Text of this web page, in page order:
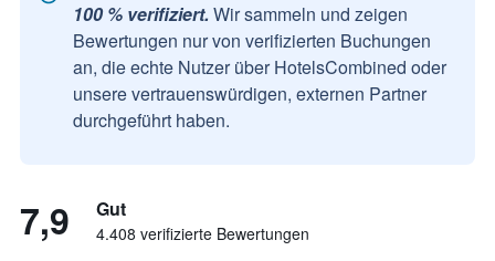
100 % verifiziert. Wir sammeln und zeigen
Bewertungen nur von verifizierten Buchungen
an, die echte Nutzer über HotelsCombined oder
unsere vertrauenswürdigen, externen Partner
durchgeführt haben.
7,9 Gut
4.408 verifizierte Bewertungen